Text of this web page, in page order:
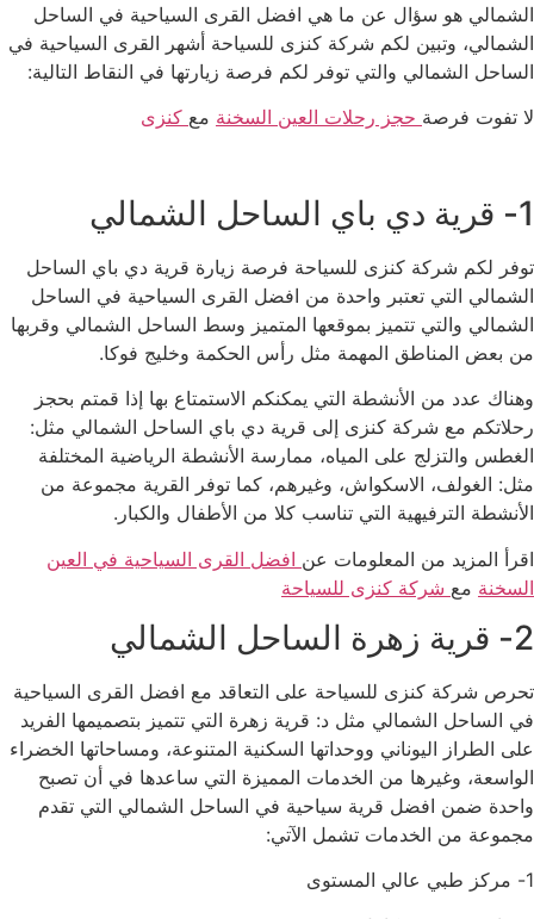
الشمالي هو سؤال عن ما هي افضل القرى السياحية في الساحل
الشمالي، وتبين لكم شركة كنزى للسياحة أشهر القرى السياحية في
الساحل الشمالي والتي توفر لكم فرصة زيارتها في النقاط التالية:
لا تفوت فرصة حجز رحلات العين السخنة مع كنزى
1- قرية دي باي الساحل الشمالي
توفر لكم شركة كنزى للسياحة فرصة زيارة قرية دي باي الساحل
الشمالي التي تعتبر واحدة من افضل القرى السياحية في الساحل
الشمالي والتي تتميز بموقعها المتميز وسط الساحل الشمالي وقربها
من بعض المناطق المهمة مثل رأس الحكمة وخليج فوكا.
وهناك عدد من الأنشطة التي يمكنكم الاستمتاع بها إذا قمتم بحجز
رحلاتكم مع شركة كنزى إلى قرية دي باي الساحل الشمالي مثل:
الغطس والتزلج على المياه، ممارسة الأنشطة الرياضية المختلفة
مثل: الغولف، الاسكواش، وغيرهم، كما توفر القرية مجموعة من
الأنشطة الترفيهية التي تناسب كلا من الأطفال والكبار.
اقرأ المزيد من المعلومات عن افضل القرى السياحية في العين
السخنة مع شركة كنزى للسياحة
2- قرية زهرة الساحل الشمالي
تحرص شركة كنزى للسياحة على التعاقد مع افضل القرى السياحية
في الساحل الشمالي مثل د: قرية زهرة التي تتميز بتصميمها الفريد
على الطراز اليوناني ووحداتها السكنية المتنوعة، ومساحاتها الخضراء
الواسعة، وغيرها من الخدمات المميزة التي ساعدها في أن تصبح
واحدة ضمن افضل قرية سياحية في الساحل الشمالي التي تقدم
مجموعة من الخدمات تشمل الآتي:
1- مركز طبي عالي المستوى